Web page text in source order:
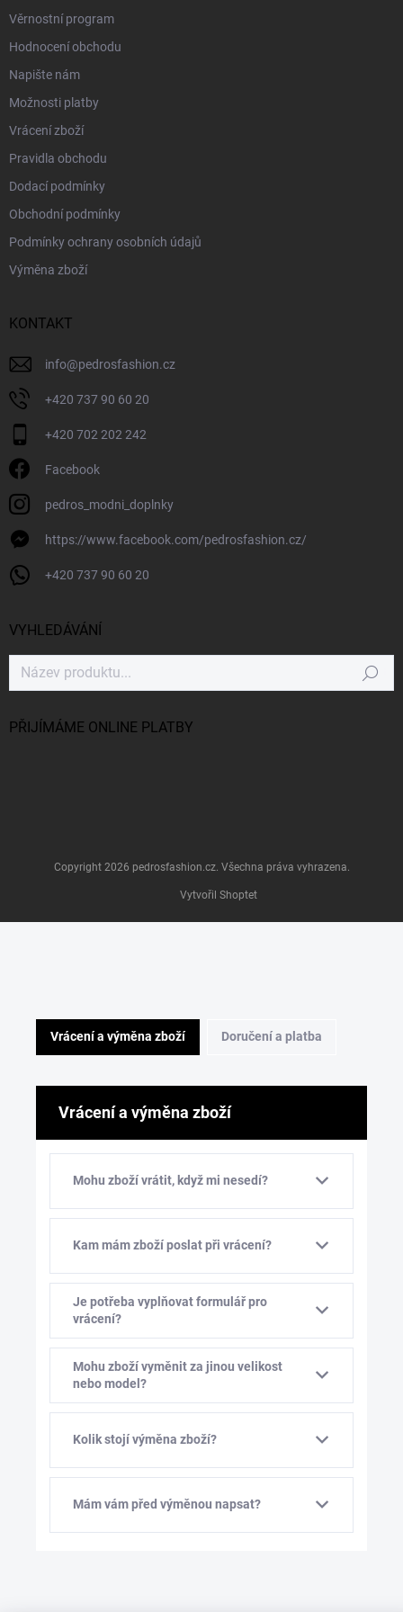
Věrnostní program
Hodnocení obchodu
Napište nám
Možnosti platby
Vrácení zboží
Pravidla obchodu
Dodací podmínky
Obchodní podmínky
Podmínky ochrany osobních údajů
Výměna zboží
KONTAKT
info@pedrosfashion.cz
+420 737 90 60 20
+420 702 202 242
Facebook
pedros_modni_doplnky
https://www.facebook.com/pedrosfashion.cz/
+420 737 90 60 20
VYHLEDÁVÁNÍ
Hledat
PŘIJÍMÁME ONLINE PLATBY
Vytvořil Shoptet
Copyright 2026 pedrosfashion.cz. Všechna práva vyhrazena.
Vrácení a výměna zboží Doručení a platba
Vrácení a výměna zboží
Mohu zboží vrátit, když mi nesedí?
Kam mám zboží poslat při vrácení?
Je potřeba vyplňovat formulář pro
vrácení?
Mohu zboží vyměnit za jinou velikost
nebo model?
Kolik stojí výměna zboží?
Mám vám před výměnou napsat?